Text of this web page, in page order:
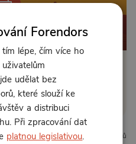
39 Kč jednorázově
4 líbí 0 komentářů
Forendors
lépe, čím více ho
udělat bez
které slouží ke
a distribuci
Při zpracování dat
platnou legislativou.